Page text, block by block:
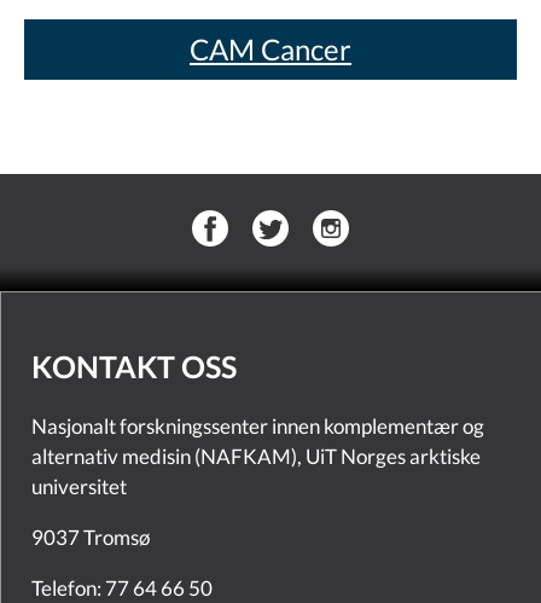
CAM Cancer
KONTAKT OSS
Nasjonalt forskningssenter innen komplementær og
alternativ medisin (NAFKAM), UiT Norges arktiske
universitet
9037 Tromsø
Telefon: 77 64 66 50